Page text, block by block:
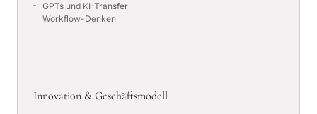
GPTs und KI-Transfer
Workflow-Denken
Innovation & Geschäftsmodell